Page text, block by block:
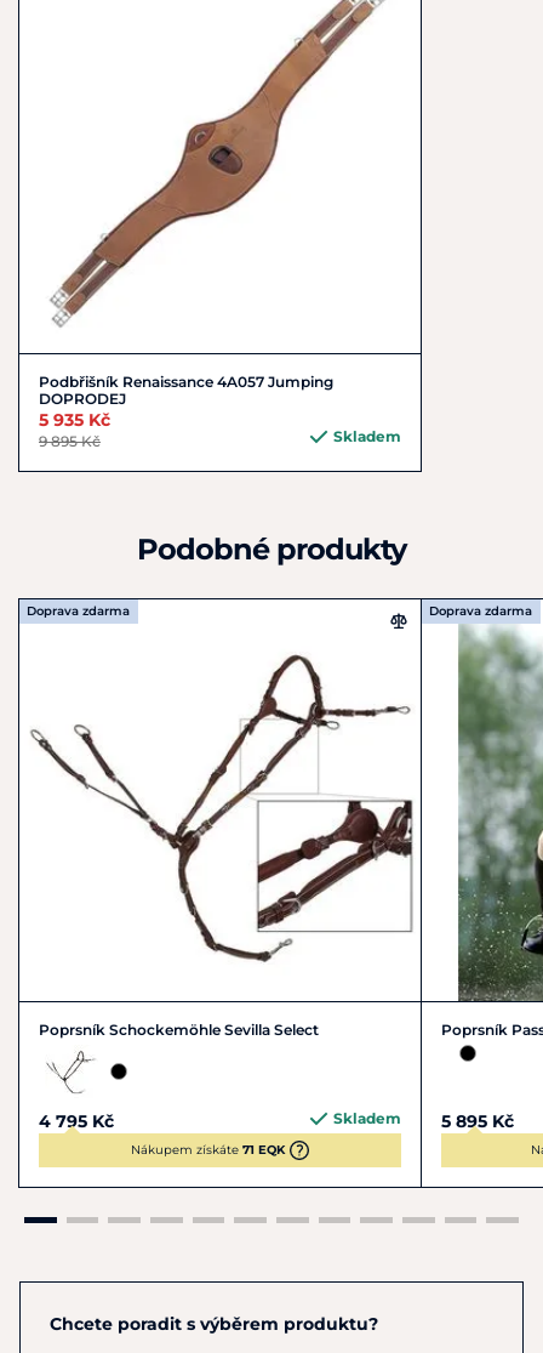
Velikost: Full/cob
Podbřišník Renaissance 4A057 Jumping
DOPRODEJ
5 935 Kč
9 895 Kč Skladem
Podobné produkty
Doprava zdarma
Poprsník Schockemöhle Sevilla Select
4 795 Kč Skladem
Nákupem získáte 71 EQK
Doprava zdarma
Poprsník
5 895 Kč
Chcete poradit s výběrem produktu?